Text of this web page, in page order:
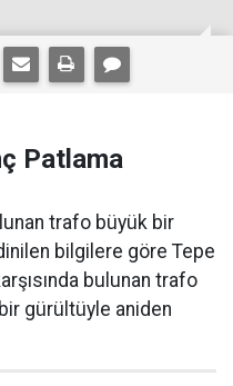
Patlama
trafo büyük bir
bilgilere göre Tepe
bulunan trafo
gürültüyle aniden